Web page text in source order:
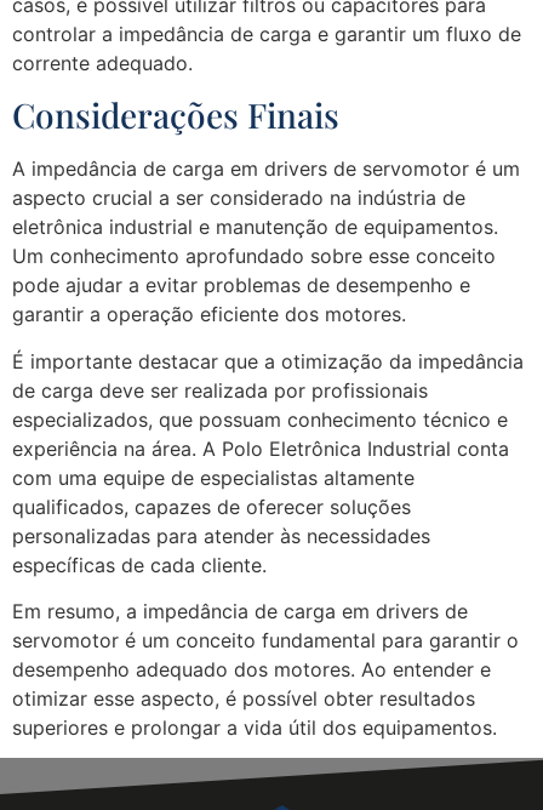
controlar a impedância de carga e garantir um fluxo de
corrente adequado.
Considerações Finais
A impedância de carga em drivers de servomotor é um
aspecto crucial a ser considerado na indústria de
eletrônica industrial e manutenção de equipamentos.
Um conhecimento aprofundado sobre esse conceito
pode ajudar a evitar problemas de desempenho e
garantir a operação eficiente dos motores.
É importante destacar que a otimização da impedância
de carga deve ser realizada por profissionais
especializados, que possuam conhecimento técnico e
experiência na área. A Polo Eletrônica Industrial conta
com uma equipe de especialistas altamente
qualificados, capazes de oferecer soluções
personalizadas para atender às necessidades
específicas de cada cliente.
Em resumo, a impedância de carga em drivers de
servomotor é um conceito fundamental para garantir o
desempenho adequado dos motores. Ao entender e
otimizar esse aspecto, é possível obter resultados
superiores e prolongar a vida útil dos equipamentos.